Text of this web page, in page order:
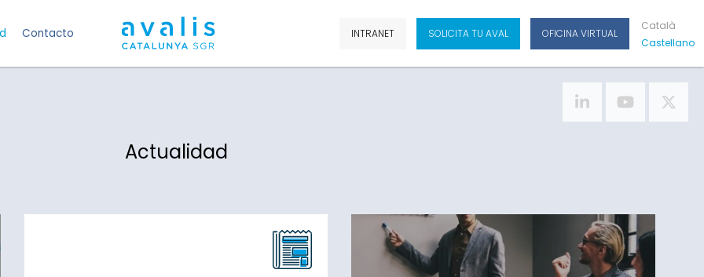
Contacto INTRANET SOLICITA TU AVAL OFICINA VIRTUAL
CatAlà
CasTellano
Actualidad